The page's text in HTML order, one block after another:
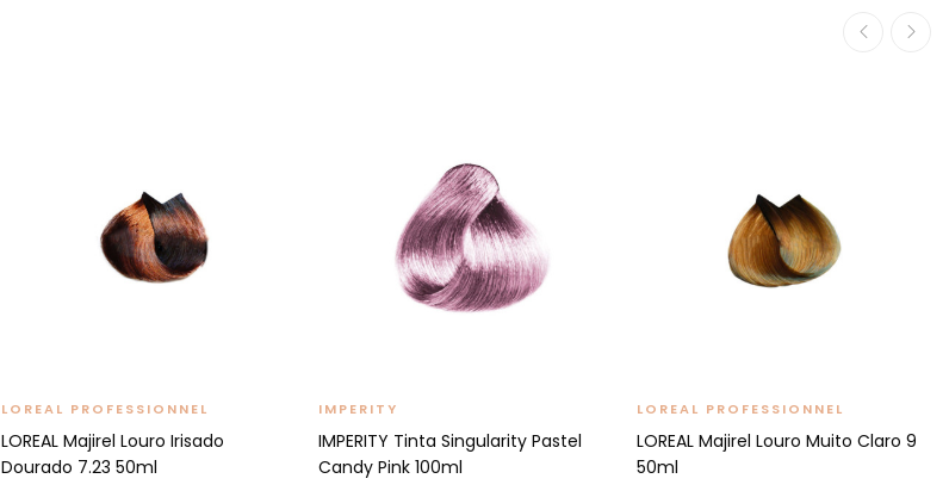
LOREAL PROFESSIONNEL
LOREAL Majirel Louro Irisado
Dourado 7.23 50ml
IMPERITY
IMPERITY Tinta Singularity Pastel
Candy Pink 100ml
LOREAL PROFESSIONNEL
LOREAL Majirel Louro Muito Claro 9
50ml